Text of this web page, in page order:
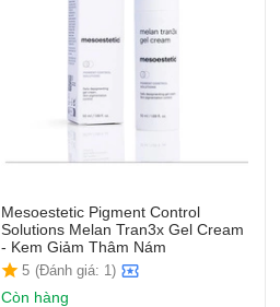
Mesoestetic Pigment Control
Solutions Melan Tran3x Gel Cream
- Kem Giảm Thâm Nám
5 (Đánh giá: 1)
Còn hàng